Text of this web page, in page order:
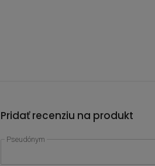
Pridať recenziu na produkt
Pseudónym